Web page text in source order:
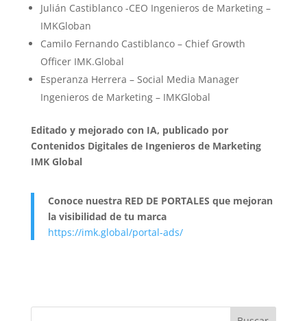
Julián Castiblanco -CEO Ingenieros de Marketing –
IMKGloban
Camilo Fernando Castiblanco – Chief Growth
Officer IMK.Global
Esperanza Herrera – Social Media Manager
Ingenieros de Marketing – IMKGlobal
Editado y mejorado con IA, publicado por
Contenidos Digitales de Ingenieros de Marketing
IMK Global
Conoce nuestra RED DE PORTALES que mejoran
la visibilidad de tu marca
https://imk.global/portal-ads/